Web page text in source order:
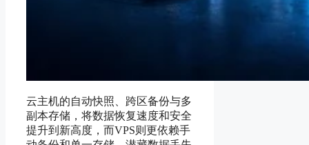
云主机的自动快照、跨区备份与多
副本存储，将数据恢复速度和安全
提升到新高度，而VPS则更依赖手